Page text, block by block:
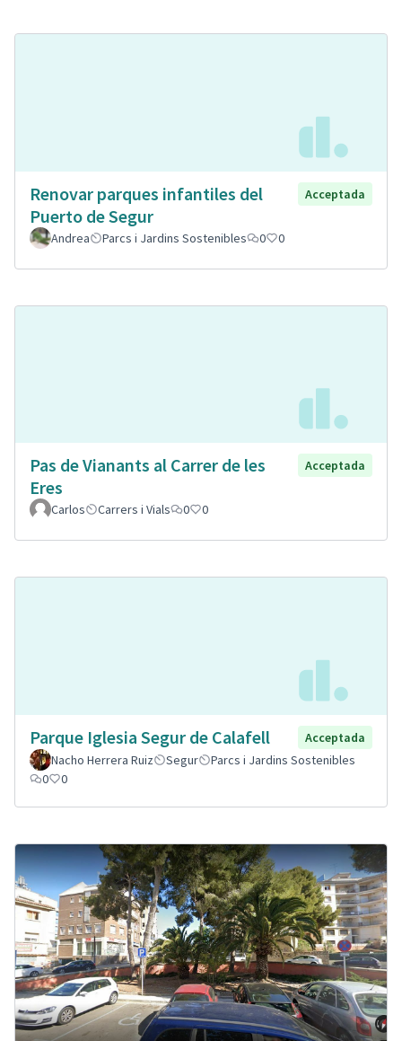
Renovar parques infantiles del
Puerto de Segur
Acceptada
Andrea Parcs i Jardins Sostenibles 0 0
Pas de Vianants al Carrer de les
Eres
Acceptada
Carlos Carrers i Vials 0 0
Parque Iglesia Segur de Calafell
Acceptada
Nacho Herrera Ruiz
Segur
Parcs i Jardins Sostenibles
0
0